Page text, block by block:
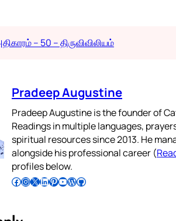
– 50 – திருவிவிலியம்
Pradeep Augustine
Pradeep Augustine is the founder of
Readings in multiple languages,
spiritual resources since 2013. He
alongside his professional career (
profiles below.
Follow Pradeep on Facebook Follow Pradeep on InstagramFollow Pradeep on X Follow Pradeep on LinkedIn Follow Pradeep on Pinterest Subscribe to Pradeep’s Youtube Channel Follow Pradeep on WordPress Follow Pradeep on GitHub